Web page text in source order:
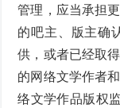
管理，应当承担
的吧主、版主确
供，或者已经取
的网络文学作者
络文学作品版权